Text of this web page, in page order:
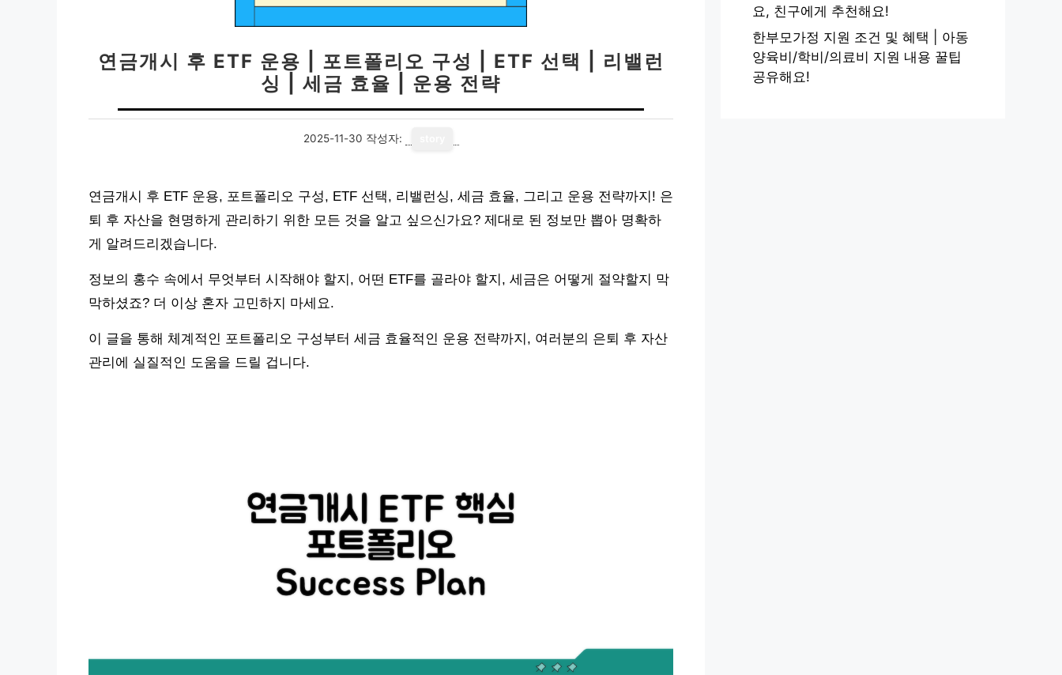
연금개시 후 ETF 운용 | 포트폴리오 구성 | ETF 선택 | 리밸런
싱 | 세금 효율 | 운용 전략
2025-11-30 작성자:
연금개시 후 ETF 운용, 포트폴리오 구성, ETF 선택, 리밸런싱, 세금 효율, 그리고 운용 전략까지! 은
퇴 후 자산을 현명하게 관리하기 위한 모든 것을 알고 싶으신가요? 제대로 된 정보만 뽑아 명확하
게 알려드리겠습니다.
정보의 홍수 속에서 무엇부터 시작해야 할지, 어떤 ETF를 골라야 할지, 세금은 어떻게 절약할지 막
막하셨죠? 더 이상 혼자 고민하지 마세요.
이 글을 통해 체계적인 포트폴리오 구성부터 세금 효율적인 운용 전략까지, 여러분의 은퇴 후 자산
관리에 실질적인 도움을 드릴 겁니다.
요, 친구에게 추천해요!
한부모가정 지원 조건 및 혜택 | 아동
양육비/학비/의료비 지원 내용 꿀팁
공유해요!